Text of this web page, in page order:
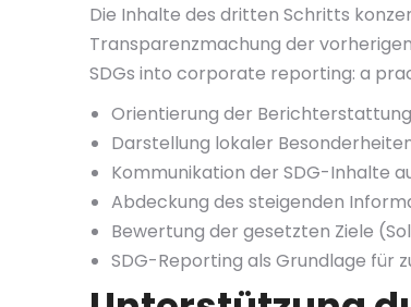
Die Inhalte des dritten Schritts
Transparenzmachung der
SDGs into corporate reporting: a
Orientierung der
Darstellung lokaler
Kommunikation der SDG-Inhalte
Abdeckung des steigenden
Bewertung der gesetzten Ziele
SDG-Reporting als Grundlage für